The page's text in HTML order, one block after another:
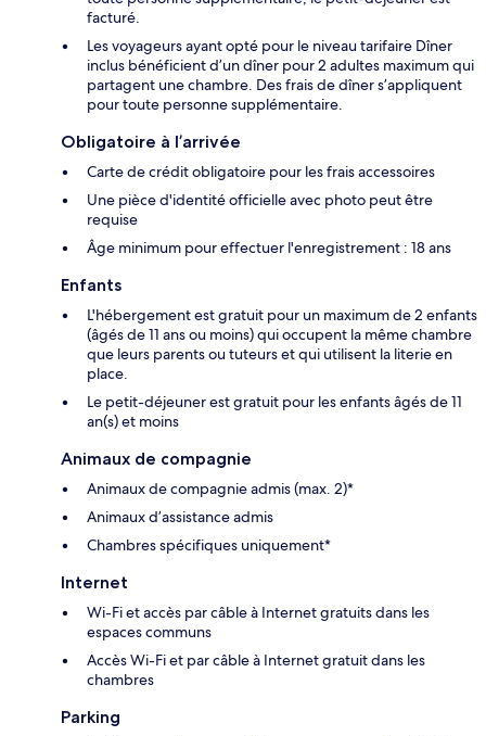
facturé.
Les voyageurs ayant opté pour le niveau tarifaire Dîner
inclus bénéficient d’un dîner pour 2 adultes maximum qui
partagent une chambre. Des frais de dîner s’appliquent
pour toute personne supplémentaire.
Obligatoire à l’arrivée
Carte de crédit obligatoire pour les frais accessoires
Une pièce d'identité officielle avec photo peut être
requise
Âge minimum pour effectuer l'enregistrement : 18 ans
Enfants
L'hébergement est gratuit pour un maximum de 2 enfants
(âgés de 11 ans ou moins) qui occupent la même chambre
que leurs parents ou tuteurs et qui utilisent la literie en
place.
Le petit-déjeuner est gratuit pour les enfants âgés de 11
an(s) et moins
Animaux de compagnie
Animaux de compagnie admis (max. 2)*
Animaux d’assistance admis
Chambres spécifiques uniquement*
Internet
Wi-Fi et accès par câble à Internet gratuits dans les
espaces communs
Accès Wi-Fi et par câble à Internet gratuit dans les
chambres
Parking